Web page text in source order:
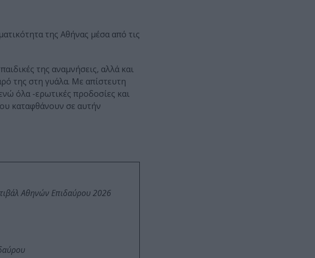
της Αθήνας μέσα από τις
της αναμνήσεις, αλλά και
της στη γυάλα. Με απίστευτη
όλα -ερωτικές προδοσίες και
καταφθάνουν σε αυτήν
Αθηνών Επιδαύρου 2026